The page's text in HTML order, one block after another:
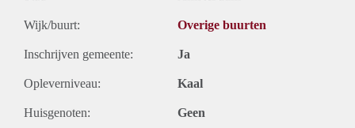
Wijk/buurt: Overige buurten
Inschrijven gemeente: Ja
Opleverniveau: Kaal
Huisgenoten: Geen